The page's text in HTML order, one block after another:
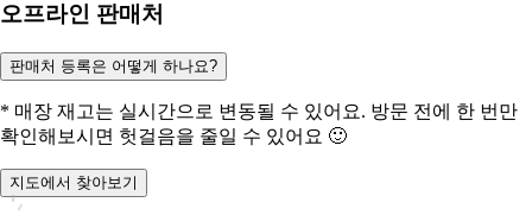
오프라인 판매처
판매처 등록은 어떻게 하나요?
* 매장 재고는 실시간으로 변동될 수 있어요. 방문 전에 한 번만
확인해보시면 헛걸음을 줄일 수 있어요 🙂
지도에서 찾아보기